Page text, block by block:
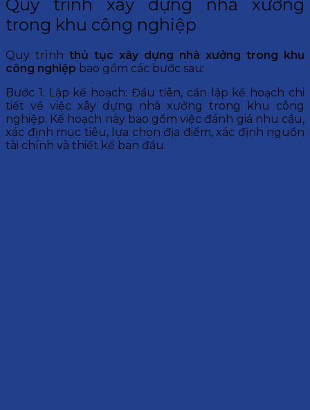
Quy trình xây dựng nhà xưởng
trong khu công nghiệp
Quy trình thủ tục xây dựng nhà xưởng trong khu
công nghiệp bao gồm các bước sau:
Bước 1. Lập kế hoạch: Đầu tiên, cần lập kế hoạch chi
tiết về việc xây dựng nhà xưởng trong khu công
nghiệp. Kế hoạch này bao gồm việc đánh giá nhu cầu,
xác định mục tiêu, lựa chọn địa điểm, xác định nguồn
tài chính và thiết kế ban đầu.